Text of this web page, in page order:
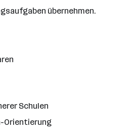
übernehmen.
Schulen
Orientierung